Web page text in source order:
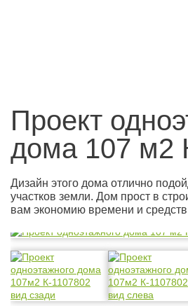
Проект
дома 107 м2
Дизайн этого дома отлично
участков земли. Дом прост в
вам экономию времени и